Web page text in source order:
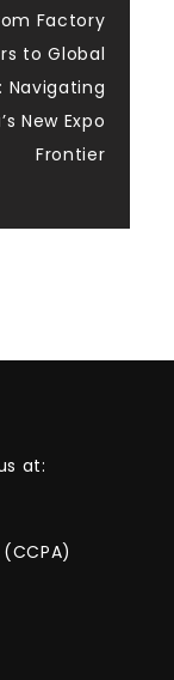
Factory
to Global
Navigating
New Expo
Frontier
at: